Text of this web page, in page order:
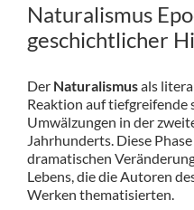
Naturalismus
geschichtlicher
Der Naturalismusals
Reaktion auf tiefgreifende
Umwälzungen in der
Jahrhunderts. Diese
dramatischen
Lebens, die die Autoren
Werken thematisierten.